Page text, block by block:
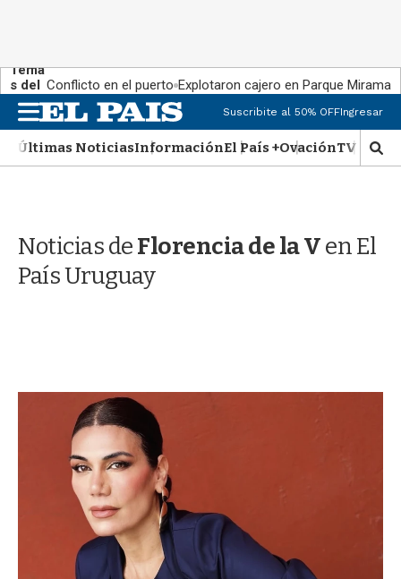
Tema
s del
día:
Conflicto en el puerto Explotaron cajero en Parque Miramar
M
e
n
u
Suscribite al 50% OFFIngresar
Últimas NoticiasInformaciónEl País +OvaciónTV Show
M
o
d
Noticias deFlorencia de la Ven El
País Uruguay